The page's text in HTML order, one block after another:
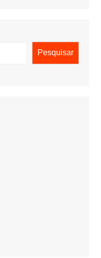
Pesquisar